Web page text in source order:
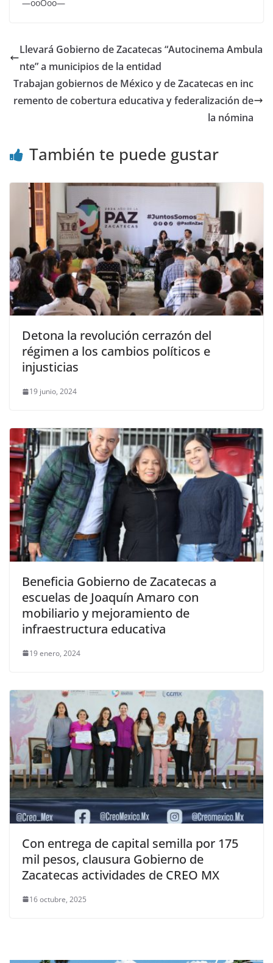
—ooOoo—
Llevará Gobierno de Zacatecas “Autocinema Ambula
nte” a municipios de la entidad
Trabajan gobiernos de México y de Zacatecas en inc
remento de cobertura educativa y federalización de
la nómina
También te puede gustar
Detona la revolución cerrazón del
régimen a los cambios políticos e
injusticias
19 junio, 2024
Beneficia Gobierno de Zacatecas a
escuelas de Joaquín Amaro con
mobiliario y mejoramiento de
infraestructura educativa
19 enero, 2024
Con entrega de capital semilla por 175
mil pesos, clausura Gobierno de
Zacatecas actividades de CREO MX
16 octubre, 2025